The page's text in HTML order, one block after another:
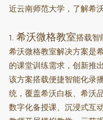
近云南师范大学，了解希
1. 希沃微格教室搭载智
希沃微格教室解决方案是
的课堂训练需求，创新推
该方案搭载便捷智能化录
统， 覆盖希沃白板、希沃
数字化备授课、沉浸式互